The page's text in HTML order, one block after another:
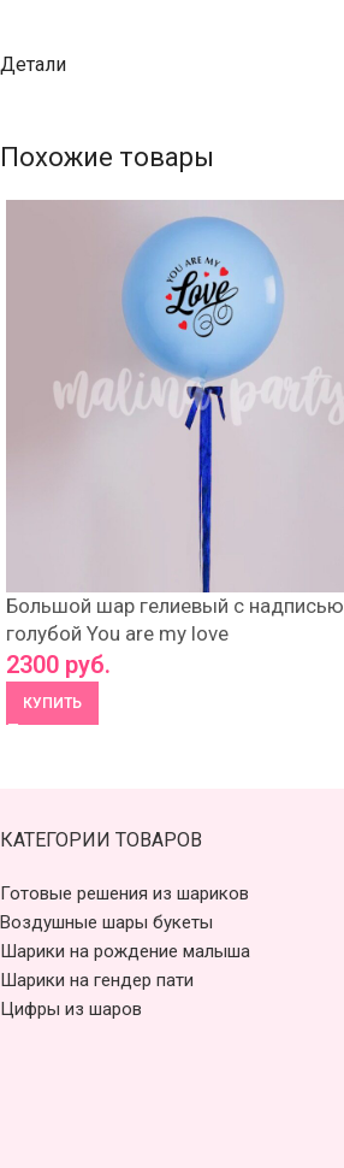
Детали
Похожие товары
Большой шар гелиевый с надписью
голубой You are my love
2300 руб.
КУПИТЬ
КАТЕГОРИИ ТОВАРОВ
Готовые решения из шариков
Воздушные шары букеты
Шарики на рождение малыша
Шарики на гендер пати
Цифры из шаров